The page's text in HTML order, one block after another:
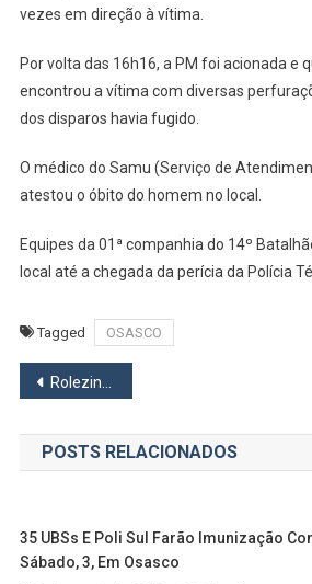
vezes em direção à vítima.
Por volta das 16h16, a PM foi acionada e
encontrou a vítima com diversas
dos disparos havia fugido.
O médico do Samu (Serviço de
atestou o óbito do homem no local.
Equipes da 01ª companhia do 14º
local até a chegada da perícia da Polícia
Tagged OSASCO
Navegação
de
Post
Rolezinho no Rodoanel acaba com 20 motos apreendidas
POSTS RELACIONADOS
35 UBSs E Poli Sul Farão Imunização
Sábado, 3, Em Osasco